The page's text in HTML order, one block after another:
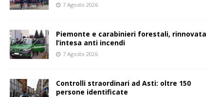
7 Agosto 2026
Piemonte e carabinieri forestali, rinnovata
l’intesa anti incendi
7 Agosto 2026
Controlli straordinari ad Asti: oltre 150
persone identificate